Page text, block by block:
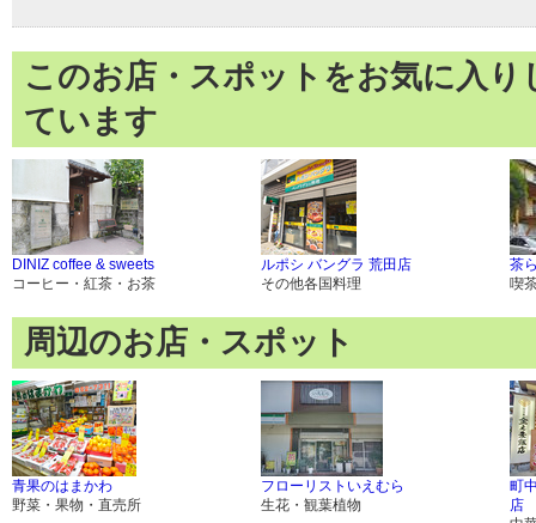
このお店・スポットをお気に入
ています
DINIZ coffee & sweets
コーヒー・紅茶・お茶
ルポシ バングラ 荒田店
その他各国料理
茶
喫
周辺のお店・スポット
青果のはまかわ
野菜・果物・直売所
フローリストいえむら
生花・観葉植物
町
店